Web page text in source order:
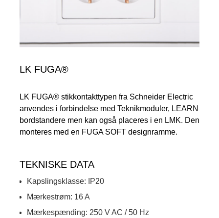
LK FUGA®
LK FUGA® stikkontakttypen fra Schneider Electric
anvendes i forbindelse med Teknikmoduler, LEARN
bordstandere men kan også placeres i en LMK. Den
monteres med en FUGA SOFT designramme.
TEKNISKE DATA
Kapslingsklasse: IP20
Mærkestrøm: 16 A
Mærkespænding: 250 V AC / 50 Hz